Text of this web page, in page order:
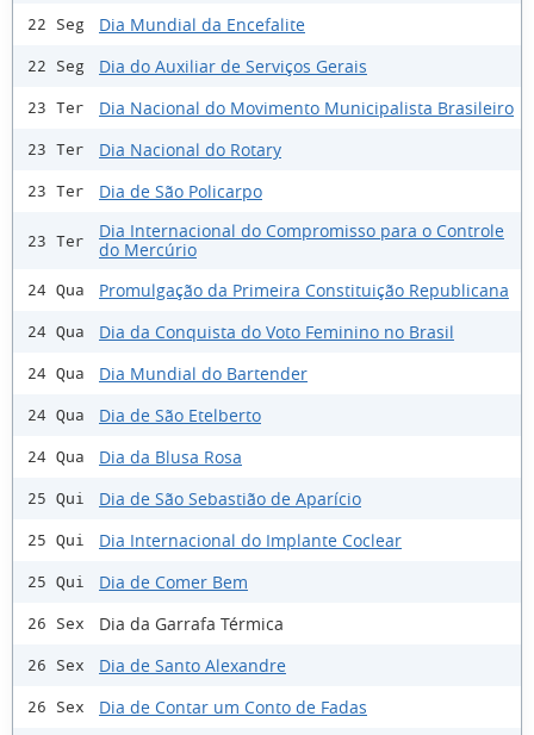
22 Seg Dia Mundial da Encefalite
22 Seg Dia do Auxiliar de Serviços Gerais
23 Ter Dia Nacional do Movimento Municipalista Brasileiro
23 Ter Dia Nacional do Rotary
23 Ter Dia de São Policarpo
23 Ter
Dia Internacional do Compromisso para o Controle
do Mercúrio
24 Qua Promulgação da Primeira Constituição Republicana
24 Qua Dia da Conquista do Voto Feminino no Brasil
24 Qua Dia Mundial do Bartender
24 Qua Dia de São Etelberto
24 Qua Dia da Blusa Rosa
25 Qui Dia de São Sebastião de Aparício
25 Qui Dia Internacional do Implante Coclear
25 Qui Dia de Comer Bem
26 Sex Dia da Garrafa Térmica
26 Sex Dia de Santo Alexandre
26 Sex Dia de Contar um Conto de Fadas